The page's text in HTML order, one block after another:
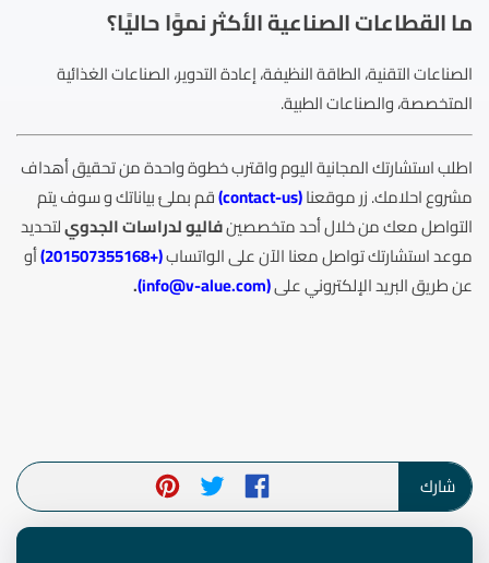
ما القطاعات الصناعية الأكثر نموًا حاليًا؟
الصناعات التقنية، الطاقة النظيفة، إعادة التدوير، الصناعات الغذائية
المتخصصة، والصناعات الطبية.
اطلب استشارتك المجانية اليوم واقترب خطوة واحدة من تحقيق أهداف
مشروع احلامك. زر موقعنا(
contact-us
)قم بملئ بياناتك و سوف يتم
التواصل معك من خلال أحد متخصصينفاليو لدراسات الجدويلتحديد
موعد استشارتك تواصل معنا الآن على الواتساب(
+201507355168
)أو
عن طريق البريد الإلكتروني على(
info@v-alue.com
)
.
شارك